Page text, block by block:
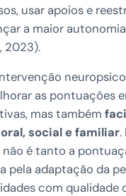
usar apoios e
a maior
2023).
as pontuações
mas também
social e familiar.
é tanto a
pela adaptação da
com qualidade